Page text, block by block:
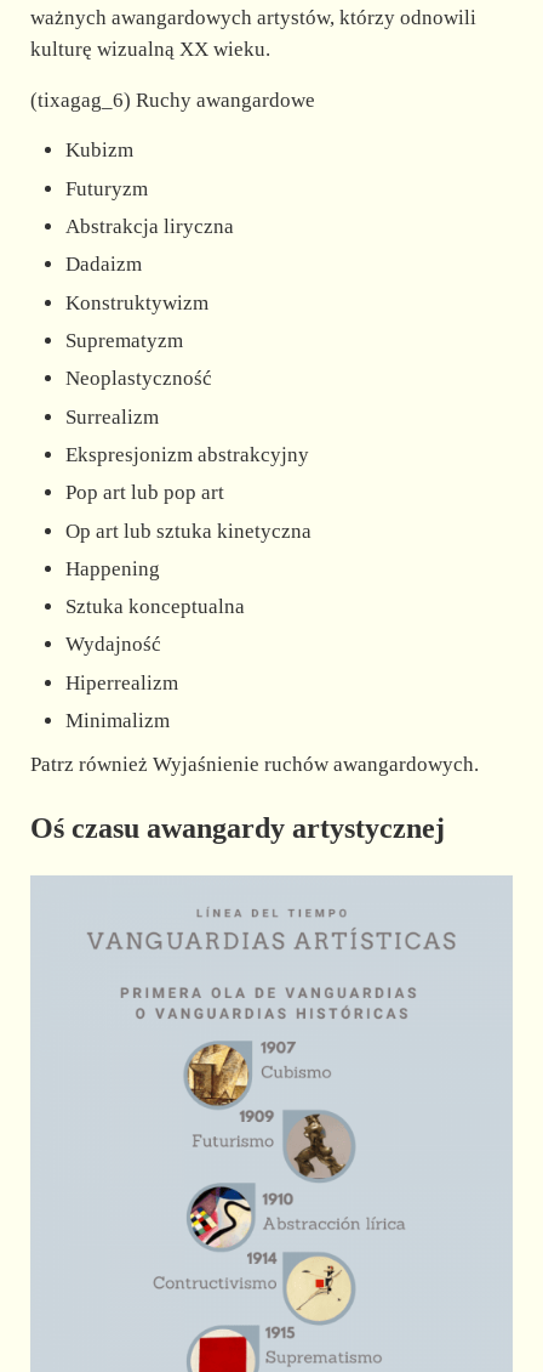
ważnych awangardowych artystów, którzy odnowili
kulturę wizualną XX wieku.
(tixagag_6) Ruchy awangardowe
Kubizm
Futuryzm
Abstrakcja liryczna
Dadaizm
Konstruktywizm
Suprematyzm
Neoplastyczność
Surrealizm
Ekspresjonizm abstrakcyjny
Pop art lub pop art
Op art lub sztuka kinetyczna
Happening
Sztuka konceptualna
Wydajność
Hiperrealizm
Minimalizm
Patrz również Wyjaśnienie ruchów awangardowych.
Oś czasu awangardy artystycznej